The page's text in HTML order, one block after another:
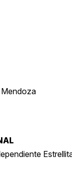
Mendoza